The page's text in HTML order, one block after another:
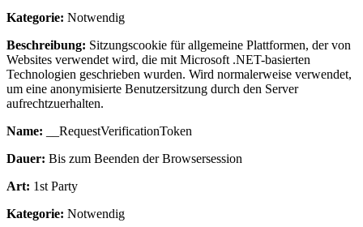
Kategorie: Notwendig
Beschreibung: Sitzungscookie für allgemeine Plattformen, der von
Websites verwendet wird, die mit Microsoft .NET-basierten
Technologien geschrieben wurden. Wird normalerweise verwendet,
um eine anonymisierte Benutzersitzung durch den Server
aufrechtzuerhalten.
Name: __RequestVerificationToken
Dauer: Bis zum Beenden der Browsersession
Art: 1st Party
Kategorie: Notwendig